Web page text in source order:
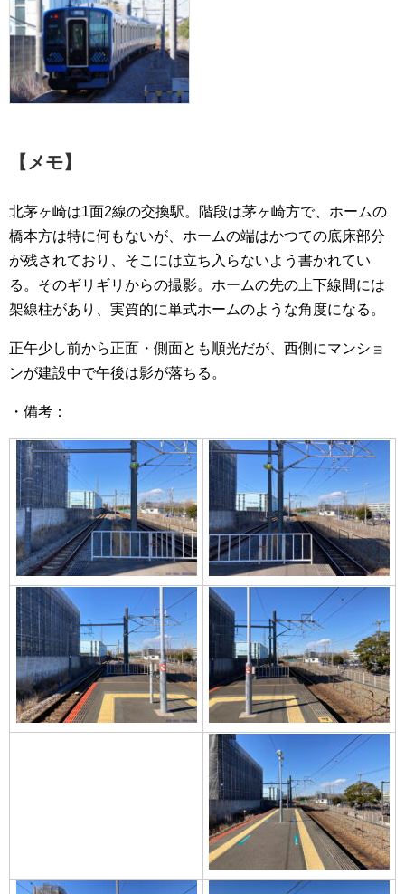
【メモ】
北茅ヶ崎は1面2線の交換駅。階段は茅ヶ崎方で、ホームの
橋本方は特に何もないが、ホームの端はかつての底床部分
が残されており、そこには立ち入らないよう書かれてい
る。そのギリギリからの撮影。ホームの先の上下線間には
架線柱があり、実質的に単式ホームのような角度になる。
正午少し前から正面・側面とも順光だが、西側にマンショ
ンが建設中で午後は影が落ちる。
・備考：